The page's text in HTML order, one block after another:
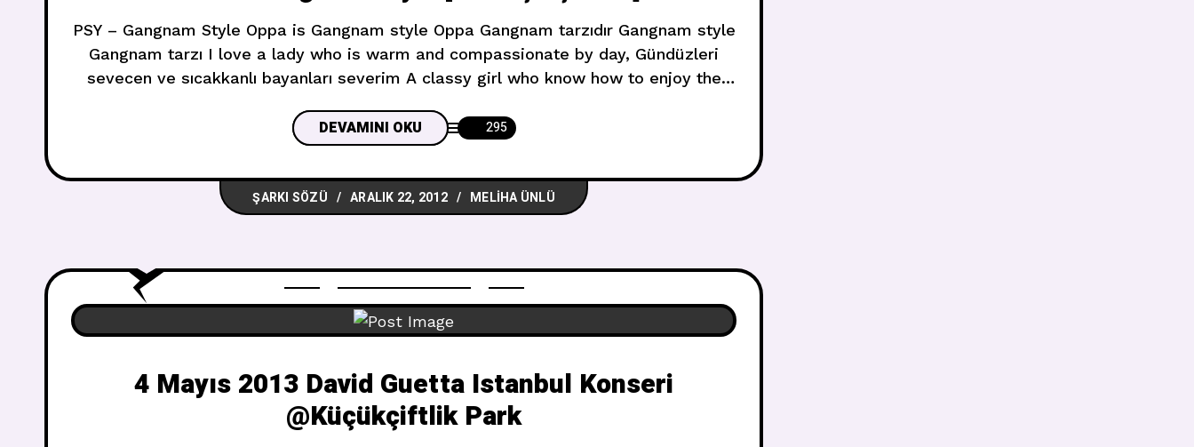
PSY – Gangnam Style Oppa is Gangnam style Oppa Gangnam tarzıdır Gangnam style
Gangnam tarzı I love a lady who is warm and compassionate by day, Gündüzleri
sevecen ve sıcakkanlı bayanları severim A classy girl who know how to enjoy the
DEVAMINI OKU 295
ŞARKI SÖZÜ ARALIK 22, 2012 MELIHA ÜNLÜ
4 Mayıs 2013 David Guetta Istanbul Konseri
@Küçükçiftlik Park